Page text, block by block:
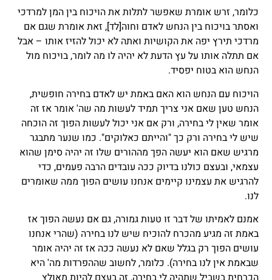
כלומר, זרש אומרת שאפשר לתלות את הויכוח בין המן למרדכי
ואסתר בויכוח בין הנחש לאדם וחוה[לד], זאת אומרת שגם אם
מרדכי תירץ יפה את הקושיות ואתה לא יכול להזיז אותו – אבל
אם תתלה אותו על עץ הדעת לא יהיה לו מה לומר, בויכוח מול
הנחש הוא בטוח יפסיד.
הויכוח עם הנחש הוא האם באמת יש לאדם בחירה חופשית,
הנחש טען שאם אני צריך תמיד לעשות מה שה' אומר אז זה
אומר שאין לי בחירה, ורק אם אני יכול לעשות הפוך זה הוכחה
שיש לי בחירה ורק כך "והייתם כאלוקים". כמו שנער מתבגר
מרגיש שאם הוא יעשה הפך מההורים שלו זה יהיה סימן שהוא
עצמאי, ובעצם כולנו בדיוק ככה עובדים הרבה פעמים, כדי
להרגיש את עצמינו קיימים אנחנו עושים הפוך ממה שאומרים
לנו.
אמנם לאמיתו של דבר זו טעות גמורה, גם אם נעשה הפוך אז
באמת זה מגיע מהכרח להוכיח שיש לנו בחירה (שהרי אנחנו
עושים הפוך רק בגלל שאם לא נעשה ככה אז זה יהיה אומר
שבאמת אין לנו בחירה). כלומר, לחשוב שההפרדות מה' היא